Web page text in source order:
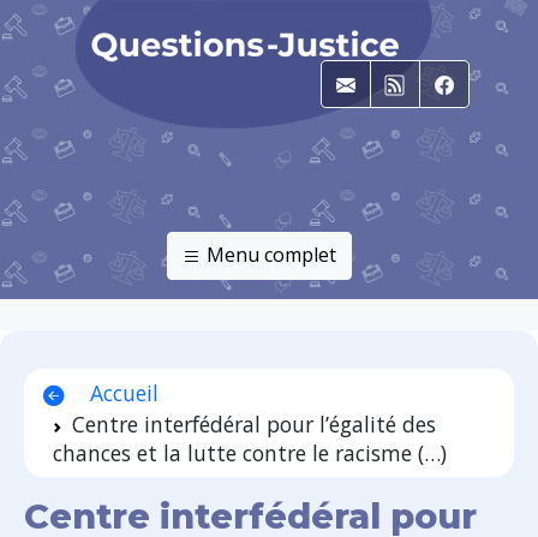
E-mailRSS
Menu complet
Accueil
Centre interfédéral pour l’égalité des
chances et la lutte contre le racisme (…)
Centre interfédéral pour